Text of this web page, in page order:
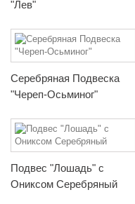
"Лев"
Серебряная Подвеска
"Череп-Осьминог"
Подвес "Лошадь" с
Ониксом Серебряный